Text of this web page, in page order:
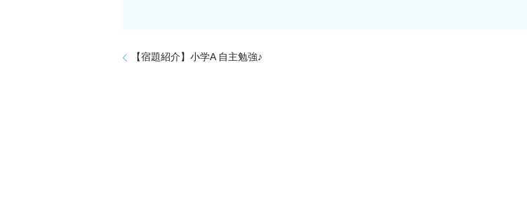
【宿題紹介】小学A 自主勉強♪